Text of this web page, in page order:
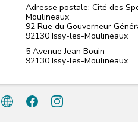
Adresse postale: Cité des
Moulineaux
92 Rue du Gouverneur
92130 Issy-les-Moulineaux
5 Avenue Jean Bouin
92130 Issy-les-Moulineaux